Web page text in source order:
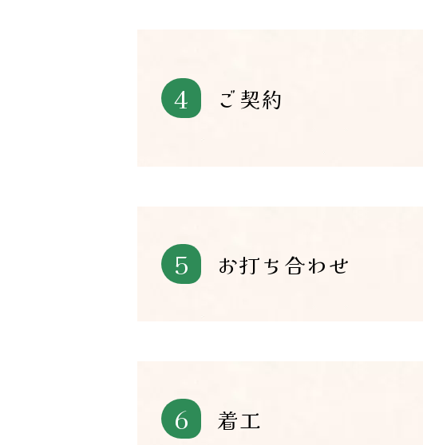
4 ご契約
5 お打ち合わせ
6 着工